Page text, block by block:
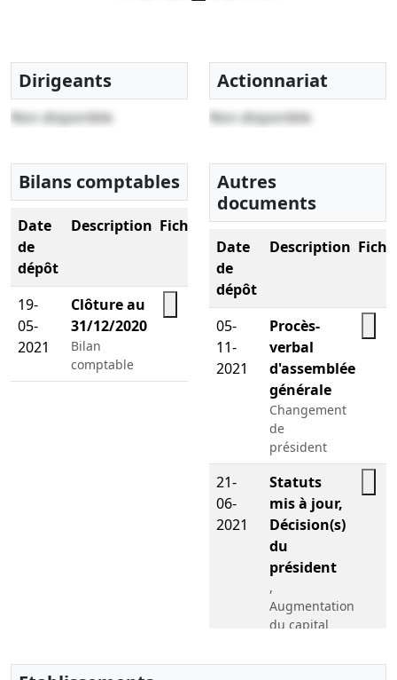
Dirigeants
Non disponible
Actionnariat
Non disponible
Bilans comptables
Date
de
dépôt
Description Fichier
19-
05-
2021
Clôture au
31/12/2020
Bilan
comptable
Autres
documents
Date
de
dépôt
Description
05-
11-
2021
Procès-
verbal
d'assemblée
générale
Changement
de
président
21-
06-
2021
Statuts
mis à jour,
Décision(s)
du
président
,
Augmentation
du capital